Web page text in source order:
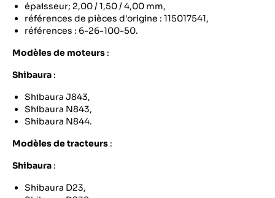
épaisseur; 2,00 / 1,50 / 4,00 mm,
références de pièces d'origine : 115017541,
références : 6-26-100-50.
Modèles de moteurs :
Shibaura :
Shibaura J843,
Shibaura N843,
Shibaura N844.
Modèles de tracteurs :
Shibaura :
Shibaura D23,